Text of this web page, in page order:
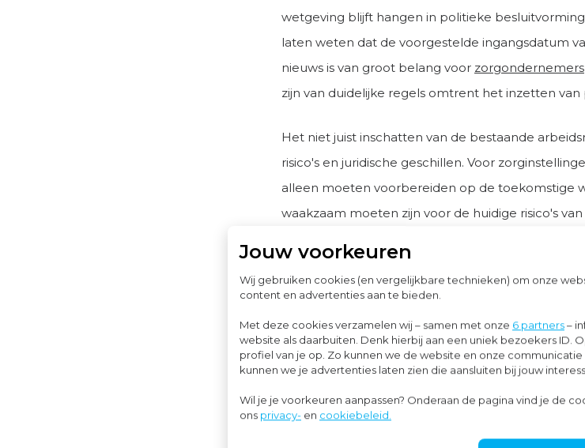
Jouw voorkeuren
Wij gebruiken cookies (en vergelijkbare technieken) om onze
content en advertenties aan te bieden.
Met deze cookies verzamelen wij – samen met onze 6 partners–
website als daarbuiten. Denk hierbij aan een uniek bezoekers ID.
profiel van je op. Zo kunnen we de website en onze
kunnen we je advertenties laten zien die aansluiten bij jouw
Wil je je voorkeuren aanpassen? Onderaan de pagina vind je de
ons privacy- en cookiebeleid.
wetgeving blijft hangen in politieke
laten weten dat de voorgestelde ingangsdatum
nieuws is van groot belang voor zorgondernemers
zijn van duidelijke regels omtrent het inzetten
Het niet juist inschatten van de bestaande
risico's en juridische geschillen. Voor
alleen moeten voorbereiden op de toekomstige
waakzaam moeten zijn voor de huidige risico's
Kritische reacties op
kritische reacties op het wetsvoorstel kan
wetsvoorstel niet tot de gewenste
De huidige Tweede Kamer wil dat het
onderdeel inzake de bepaling of sprake is van
verdient nadere uitwerking en aanpassing. Het